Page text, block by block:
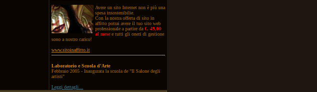
Avere un sito Internet non è più una
spesa insostenibilie.
Con la nostra offerta di sito in
affitto potrai avere il tuo sito web
professionale a partire da €. 49,00
al mesee tutti gli oneri di gestione
sono a nostro carico!
www.sitoinaffitto.it
Laboratorio e Scuola d'Arte
Febbraio 2005 - Inaugurata la scuola de "Il Salone degli
artisti"
Leggi dettagli...